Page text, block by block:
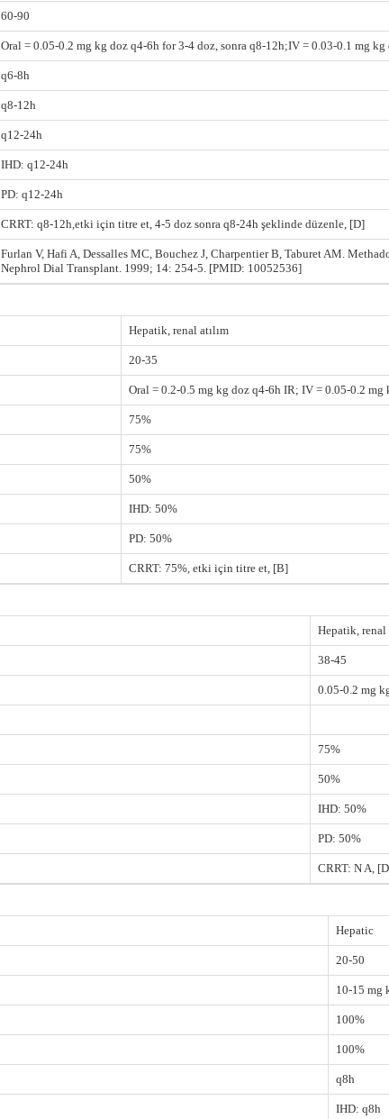
60-90
Oral = 0.05-0.2 mg kg doz q4-6h for 3-4 doz, sonra q8-12h;IV = 0.03-0.1 mg
q6-8h
q8-12h
q12-24h
IHD: q12-24h
PD: q12-24h
CRRT: q8-12h,etki için titre et, 4-5 doz sonra q8-24h şeklinde düzenle, [D]
Furlan V, Hafi A, Dessalles MC, Bouchez J, Charpentier B, Taburet AM.
Nephrol Dial Transplant. 1999; 14: 254-5. [PMID: 10052536]
Hepatik, renal atılım
20-35
Oral = 0.2-0.5 mg kg doz q4-6h IR; IV = 0.05-0.2 mg
75%
75%
50%
IHD: 50%
PD: 50%
CRRT: 75%, etki için titre et, [B]
Hepatik, renal
38-45
0.05-0.2 mg
75%
50%
IHD: 50%
PD: 50%
CRRT: N A,
Hepatic
20-50
10-15 mg
100%
100%
q8h
IHD: q8h